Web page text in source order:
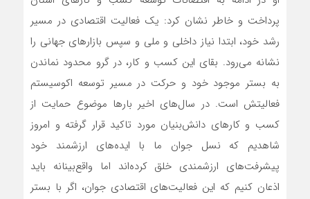
پرداخت و خاطر نشان کرد: یک فعالیت اقتصادی در مسیر
رشد خود، ابتدا نیاز داخلی و ملی و سپس بازارهای جهانی را
نشانه می‌رود. بقای این کسب و کار، در گرو محدود نماندن
به بستر موجود خود و حرکت در مسیر توسعه اکوسیستم
فعالیتش است. در سال‌های اخیر بارها موضوع حمایت از
کسب و کارهای دانش‌بنیان مورد تاکید قرار گرفته و امروز
شاهدیم که نسل جوان‌ ما با ایده‌های ارزشمند خود
پیشرفت‌های ارزشمندی خلق کرده‌اند اما واقع‌بینانه باید
اذعان کنیم که این فعالیت‌های اقتصادی جوان، اگر با بستر